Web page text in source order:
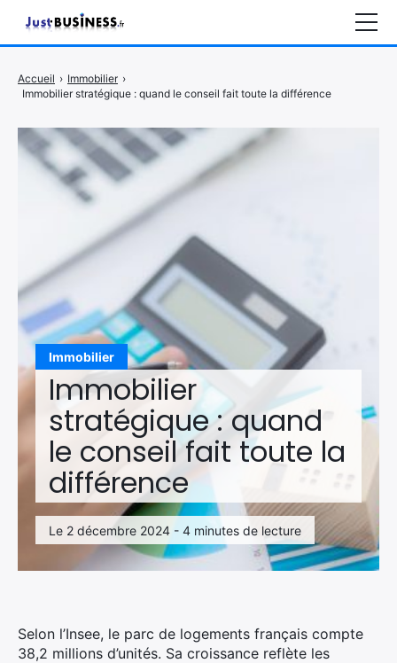
Immobilier
Immobilier
stratégique : quand
le conseil fait toute la
différence
Le 2 décembre 2024 - 4 minutes de lecture
Accueil › Immobilier ›
Immobilier stratégique : quand le conseil fait toute la différence
Selon l’Insee, le parc de logements français compte
38,2 millions d’unités. Sa croissance reflète les
Entrepreneuriat
Marketing
Immobilier